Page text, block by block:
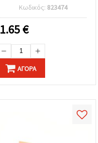
Κωδικός: 823474
1.65€
ΑΓΟΡΆ